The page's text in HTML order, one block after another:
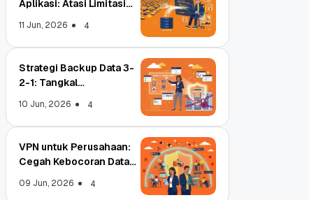
Aplikasi: Atasi Limitasi
11 Jun, 2026 4
Strategi Backup Data 3-
2-1: Tangkal
10 Jun, 2026 4
VPN untuk Perusahaan:
Cegah Kebocoran Data
09 Jun, 2026 4